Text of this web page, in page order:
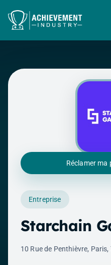
Réclamer ma
Entreprise
Starchain
10 Rue de Penthièvre,